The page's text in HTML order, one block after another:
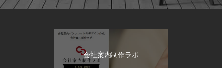
会社案内制作ラボ